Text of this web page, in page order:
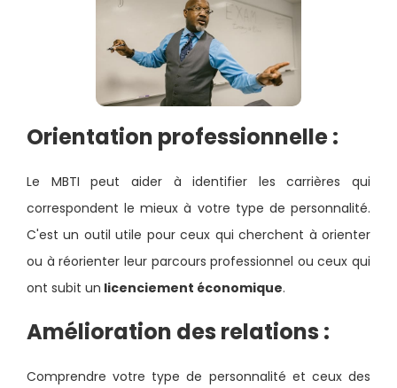
Orientation professionnelle :
Le MBTI peut aider à identifier les carrières qui
correspondent le mieux à votre type de personnalité.
C'est un outil utile pour ceux qui cherchent à orienter
ou à réorienter leur parcours professionnel ou ceux qui
ont subit un licenciement économique.
Amélioration des relations :
Comprendre votre type de personnalité et ceux des